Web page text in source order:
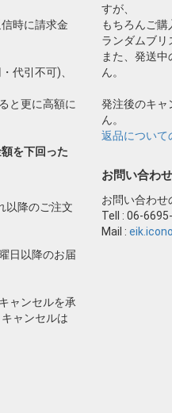
時に請求金
代引不可)、
と更に高額に
を下回った
以降のご注文
日以降のお届
ャンセルを承
ャンセルは
すが、
もちろんご購
ランダムブリ
また、発送
ん。
発注後のキャ
ん。
返品について
お問い合わせ
お問い合わせ
Tell : 06-
Mail :